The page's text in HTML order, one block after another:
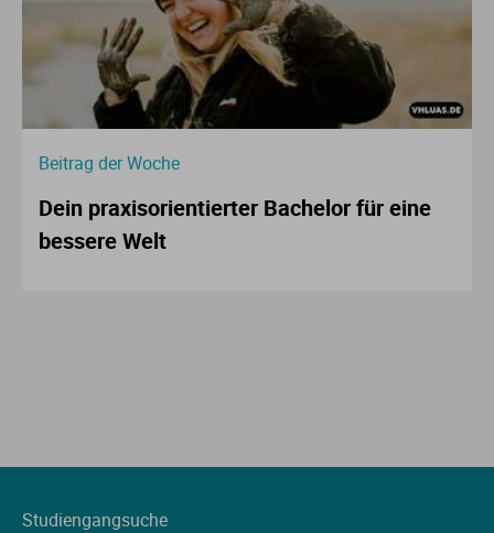
Beitrag der Woche
Dein praxisorientierter Bachelor für eine
bessere Welt
Studiengangsuche